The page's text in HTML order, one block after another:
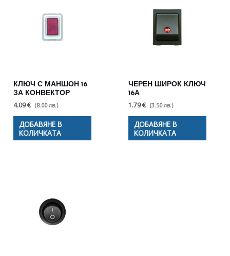
КЛЮЧ С МАНШОН 16
ЗА КОНВЕКТОР
4.09 € (8.00 лв.)
ДОБАВЯНЕ В
КОЛИЧКАТА
ЧЕРЕН ШИРОК КЛЮЧ
16А
1.79 € (3.50 лв.)
ДОБАВЯНЕ В
КОЛИЧКАТА